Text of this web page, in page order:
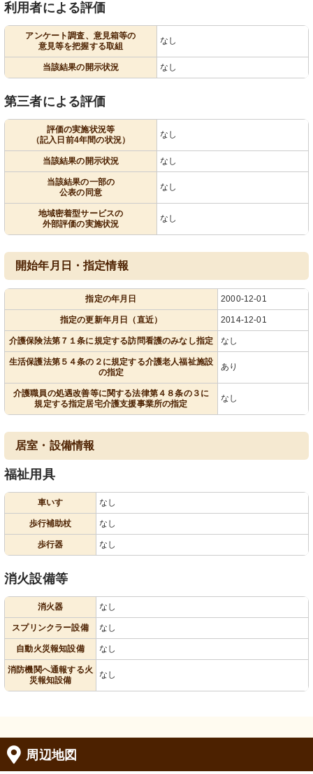
利用者による評価
アンケート調査、意見箱等の
意見等を把握する取組
なし
当該結果の開示状況 なし
第三者による評価
評価の実施状況等
（記入日前4年間の状況）
なし
当該結果の開示状況 なし
当該結果の一部の
公表の同意
なし
地域密着型サービスの
外部評価の実施状況
なし
開始年月日・指定情報
指定の年月日 2000-12-01
指定の更新年月日（直近） 2014-12-01
介護保険法第７１条に規定する訪問看護のみなし指定 なし
生活保護法第５４条の２に規定する介護老人福祉施設
の指定
あり
介護職員の処遇改善等に関する法律第４８条の３に
規定する指定居宅介護支援事業所の指定
なし
居室・設備情報
福祉用具
車いす なし
歩行補助杖 なし
歩行器 なし
消火設備等
消火器 なし
スプリンクラー設備 なし
自動火災報知設備 なし
消防機関へ通報する火
災報知設備
なし
周辺地図